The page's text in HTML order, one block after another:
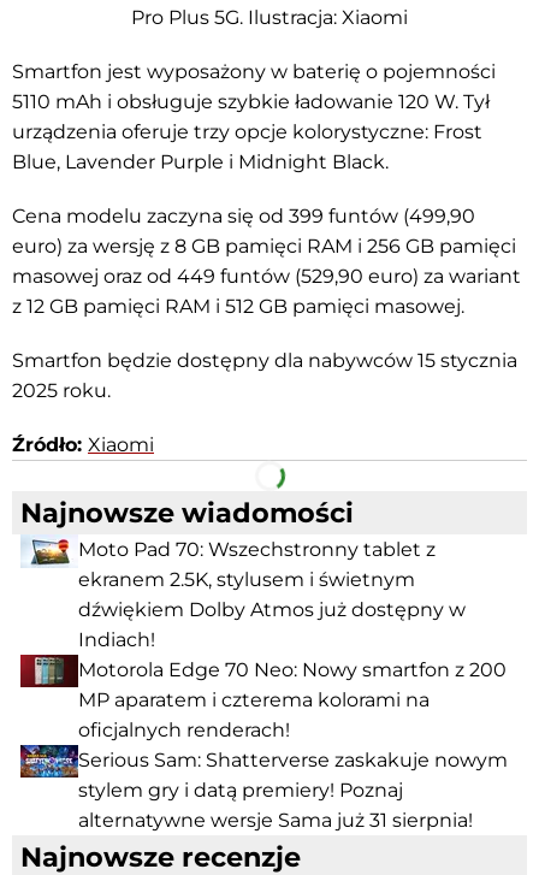
Pro Plus 5G. Ilustracja: Xiaomi
Smartfon jest wyposażony w baterię o pojemności
5110 mAh i obsługuje szybkie ładowanie 120 W. Tył
urządzenia oferuje trzy opcje kolorystyczne: Frost
Blue, Lavender Purple i Midnight Black.
Cena modelu zaczyna się od 399 funtów (499,90
euro) za wersję z 8 GB pamięci RAM i 256 GB pamięci
masowej oraz od 449 funtów (529,90 euro) za wariant
z 12 GB pamięci RAM i 512 GB pamięci masowej.
Smartfon będzie dostępny dla nabywców 15 stycznia
2025 roku.
Źródło: Xiaomi
Facebook Telegram
Najnowsze wiadomości
Moto Pad 70: Wszechstronny tablet z
ekranem 2.5K, stylusem i świetnym
dźwiękiem Dolby Atmos już dostępny w
Indiach!
Motorola Edge 70 Neo: Nowy smartfon z 200
MP aparatem i czterema kolorami na
oficjalnych renderach!
Serious Sam: Shatterverse zaskakuje nowym
stylem gry i datą premiery! Poznaj
alternatywne wersje Sama już 31 sierpnia!
Najnowsze recenzje